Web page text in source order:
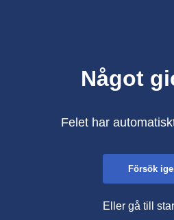
Något
Felet har
Försök
Eller gå till